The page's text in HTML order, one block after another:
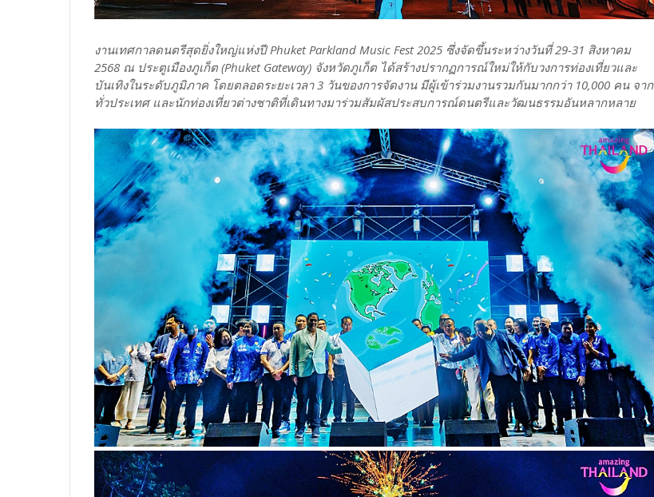
งานเทศกาลดนตรีสุดยิ่งใหญ่แห่งปี Phuket Parkland Music Fest 2025 ซึ่งจัดขึ้นระหว่างวันที่ 29-31 สิงหาคม
2568 ณ ประตูเมืองภูเก็ต (Phuket Gateway) จังหวัดภูเก็ต ได้สร้างปรากฏการณ์ใหม่ให้กับวงการท่องเที่ยวและ
บันเทิงในระดับภูมิภาค โดยตลอดระยะเวลา 3 วันของการจัดงาน มีผู้เข้าร่วมงานรวมกันมากกว่า 10,000 คน จาก
ทั่วประเทศ และนักท่องเที่ยวต่างชาติที่เดินทางมาร่วมสัมผัสประสบการณ์ดนตรีและวัฒนธรรมอันหลากหลาย